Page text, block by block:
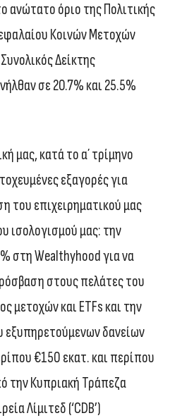
ανώτατο όριο της Πολιτικής
Κοινών Μετοχών
Δείκτης
σε 20.7% και 25.5%
μας, κατά το α΄ τρίμηνο
εξαγορές για
του επιχειρηματικού μας
ισολογισμού μας: την
στη Wealthyhood για να
στους πελάτες του
μετοχών και ETFs και την
δανείων
€150 εκατ. και περίπου
την Κυπριακή Τράπεζα
Λίμιτεδ (‘CDB’)